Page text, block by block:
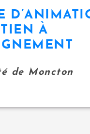
À
de Moncton